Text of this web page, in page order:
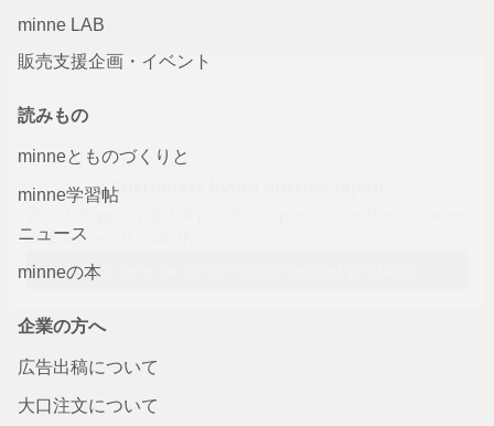
minne LAB
販売支援企画・イベント
読みもの
minneとものづくりと
minne学習帖
ニュース
minneの本
企業の方へ
広告出稿について
大口注文について